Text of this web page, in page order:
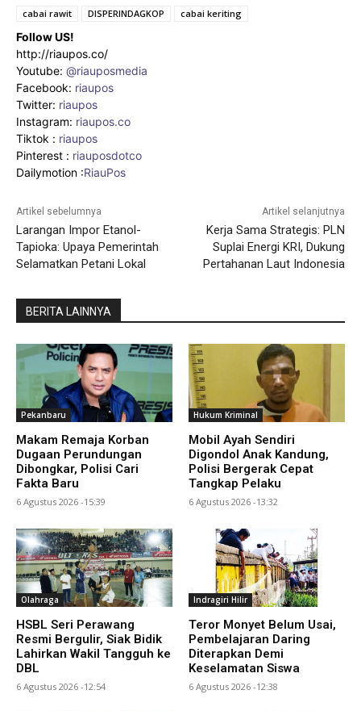
cabai rawit
DISPERINDAGKOP cabai keriting
Follow US!
http://riaupos.co/
Youtube: @riauposmedia
Facebook: riaupos
Twitter: riaupos
Instagram: riaupos.co
Tiktok : riaupos
Pinterest : riauposdotco
Dailymotion :RiauPos
Artikel sebelumnya
Larangan Impor Etanol-
Tapioka: Upaya Pemerintah
Selamatkan Petani Lokal
Artikel selanjutnya
Kerja Sama Strategis: PLN
Suplai Energi KRI, Dukung
Pertahanan Laut Indonesia
BERITA LAINNYA
Pekanbaru
Makam Remaja Korban
Dugaan Perundungan
Dibongkar, Polisi Cari
Fakta Baru
6 Agustus 2026 -15:39
Hukum Kriminal
Mobil Ayah Sendiri
Digondol Anak Kandung,
Polisi Bergerak Cepat
Tangkap Pelaku
6 Agustus 2026 -13:32
Olahraga
HSBL Seri Perawang
Resmi Bergulir, Siak Bidik
Lahirkan Wakil Tangguh ke
DBL
6 Agustus 2026 -12:54
Indragiri Hilir
Teror Monyet Belum Usai,
Pembelajaran Daring
Diterapkan Demi
Keselamatan Siswa
6 Agustus 2026 -12:38